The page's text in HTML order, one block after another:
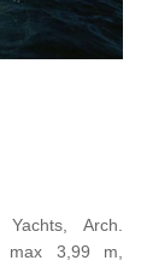
Arch.
max 3,99 m,